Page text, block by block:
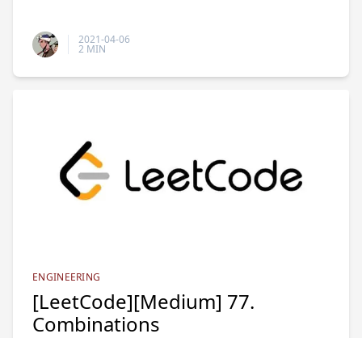
2021-04-06
2 MIN
ENGINEERING
[LeetCode][Medium] 77.
Combinations